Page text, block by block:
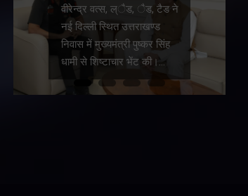
राज्य आपातकालीन परिचालन
केंद्र पहुंचकर प्रदेश में लगातार
हो रही वर्षा तथा बारिश के कारण
उत्पन्न स्थिति की विस्तृत समीक्षा
की।…